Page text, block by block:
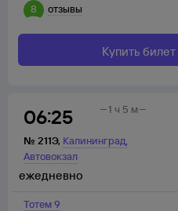
8
отзывы
Купить билет
06:25
№ 211Э, Калининград,
Автовокзал
1 ч 5 м
Тотем 9
ежедневно